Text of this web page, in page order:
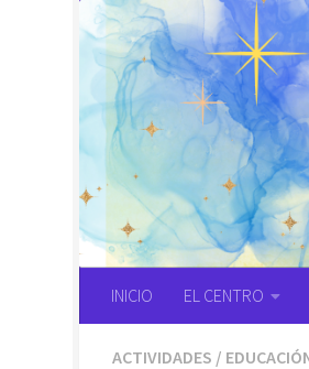
Saltar al contenido
INICIO EL CENTRO
ACTIVIDADES /